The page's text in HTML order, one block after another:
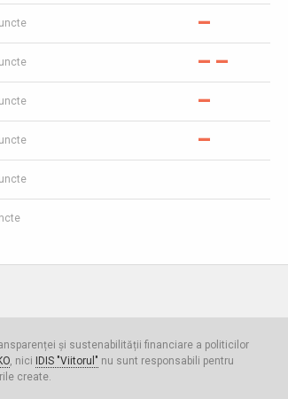
–
– –
–
–
și sustenabilității financiare a politicilor
, nici IDIS "Viitorul" nu sunt responsabili pentru
create.